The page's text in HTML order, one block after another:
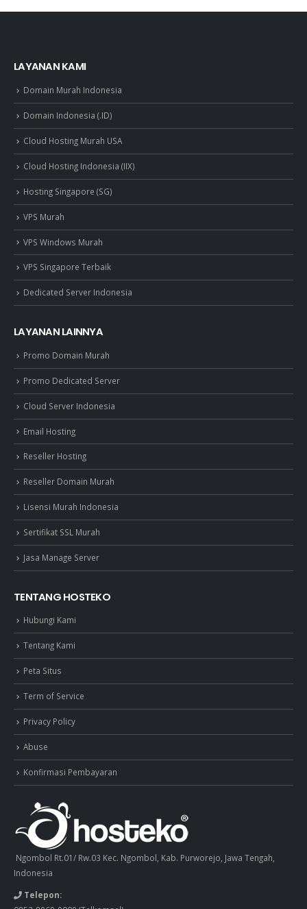
LAYANAN KAMI
Domain Murah Indonesia
Domain Indonesia (.ID)
Cloud Hosting Murah USA
Cloud Hosting Indonesia (IIX)
Hosting Singapore (SG)
VPS Murah
VPS Windows Murah
VPS Singapore Terbaik
Dedicated Server Indonesia
LAYANAN LAINNYA
Promo Domain Murah
Promo Dedicated Server
Cloud Server Indonesia
Email Hosting
Reseller Hosting
Reseller Domain Murah
Lisensi Murah Indonesia
Sertifikat SSL Murah
Jasa Manage Server
TENTANG HOSTEKO
Hubungi Kami
Tentang Kami
Peta Situs
Term of Service
Privacy Policy
Abuse
Konfirmasi Pembayaran
Ngombol Rt.01/ Rw.03 Kec. Ngombol, Kab. Purworejo, Jawa Tengah,
Indonesia
Telepon: